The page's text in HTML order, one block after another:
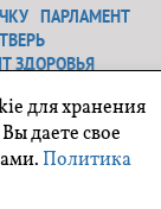
ПАРЛАМЕНТ
ЗДОРОВЬЯ
УБОРКА
ВРЕМЕН
для хранения
даете свое
Политика